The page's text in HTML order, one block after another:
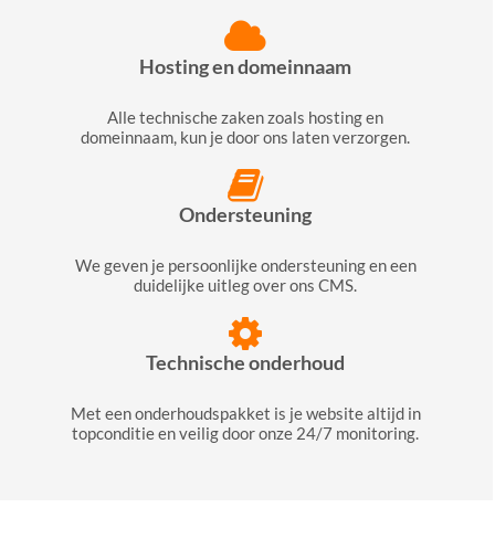
Hosting en domeinnaam
Alle technische zaken zoals hosting en
domeinnaam, kun je door ons laten verzorgen.
Ondersteuning
We geven je persoonlijke ondersteuning en een
duidelijke uitleg over ons CMS.
Technische onderhoud
Met een onderhoudspakket is je website altijd in
topconditie en veilig door onze 24/7 monitoring.